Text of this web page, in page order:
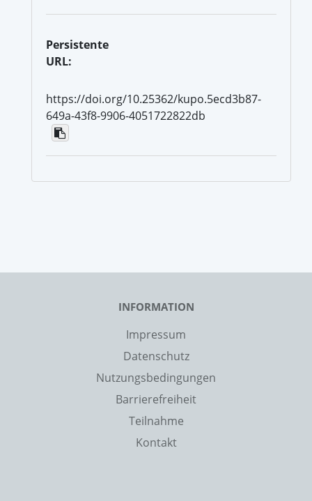
Persistente
URL:
https://doi.org/10.25362/kupo.5ecd3b87-
649a-43f8-9906-4051722822db
INFORMATION
Impressum
Datenschutz
Nutzungsbedingungen
Barrierefreiheit
Teilnahme
Kontakt